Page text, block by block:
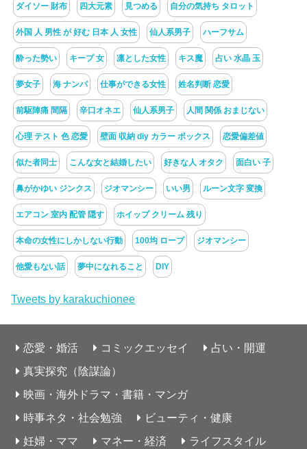
ダイソー 財布 四大元素 見つめる 自分の気持ち タロット
外国 人 男性 が 好む 日本 人 女性 仙人系男子 ハーフサム
酔った勢い キープ 女 凛とした女性 キス魔 占い 水晶 玉
夢女子 海 ナンパ 仕事ができる女性 姓名判断 恋愛
前駆陣痛 間隔 辛口オネエ 仙人系男子 人間 関係 おまじない
心理 テスト 色 恋愛 壁面 収納 diy カラー ボックス 恋愛偏差値
似た者同士 こんな女と結婚したい 好きな人 オタク 面白い 子
鼻がかゆい ジンクス ジオマンシー いい男 ルーン文字 変換
エアコン 室内 配管 隠す ホイップ クリーム 残り
本命の女性にしかしない行動 100均 ロープ ジオマンシー
他愛もない話 夢中になれること DIY
Tweets by karakuchionee
恋愛・婚活 コミックエッセイ
占い・開運
真実探究（陰謀論）
映画・海外ドラマ・書籍・マンガ
時事ネタ・社会勉強
ビューティ・健康
妊婦・ママ
マネー・経済 ライフスタイル